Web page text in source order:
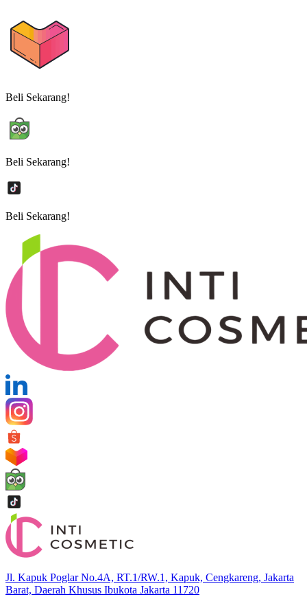
Beli Sekarang!
Beli Sekarang!
Beli Sekarang!
Jl. Kapuk Poglar No.4A, RT.1/RW.1, Kapuk, Cengkareng, Jakarta
Barat, Daerah Khusus Ibukota Jakarta 11720